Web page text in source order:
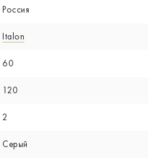
Россия
Italon
60
120
2
Серый